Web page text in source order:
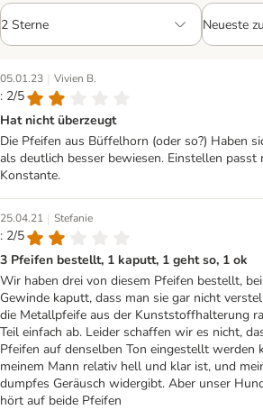
05.01.23 | Vivien B.
: 2/5
Hat nicht überzeugt
Die Pfeifen aus Büffelhorn (oder so?) Haben
als deutlich besser bewiesen. Einstellen passt
Konstante.
25.04.21 | Stefanie
: 2/5
3 Pfeifen bestellt, 1 kaputt, 1 geht so, 1 ok
Wir haben drei von diesem Pfeifen bestellt,
Gewinde kaputt, dass man sie gar nicht
die Metallpfeife aus der Kunststoffhalterung
Teil einfach ab. Leider schaffen wir es nicht,
Pfeifen auf denselben Ton eingestellt werden
meinem Mann relativ hell und klar ist, und
dumpfes Geräusch widergibt. Aber unser
hört auf beide Pfeifen